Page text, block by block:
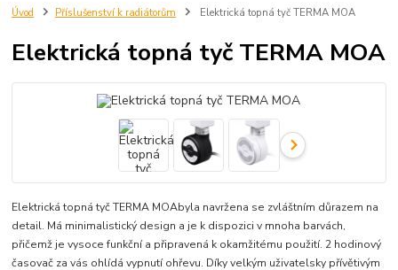
Úvod Příslušenství k radiátorům Elektrická topná tyč TERMA MOA
Elektrická topná tyč TERMA MOA
Elektrická topná tyč TERMA MOAbyla navržena se zvláštním důrazem na
detail. Má minimalistický design a je k dispozici v mnoha barvách,
přičemž je vysoce funkční a připravená k okamžitému použití. 2 hodinový
časovač za vás ohlídá vypnutí ohřevu. Díky velkým uživatelsky přívětivým